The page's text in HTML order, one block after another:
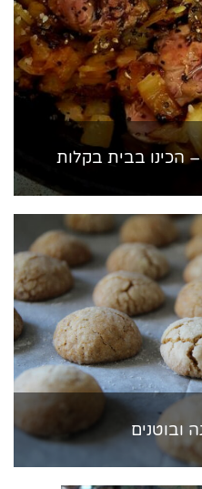
הכינו בבית בקלות
ובוטנים